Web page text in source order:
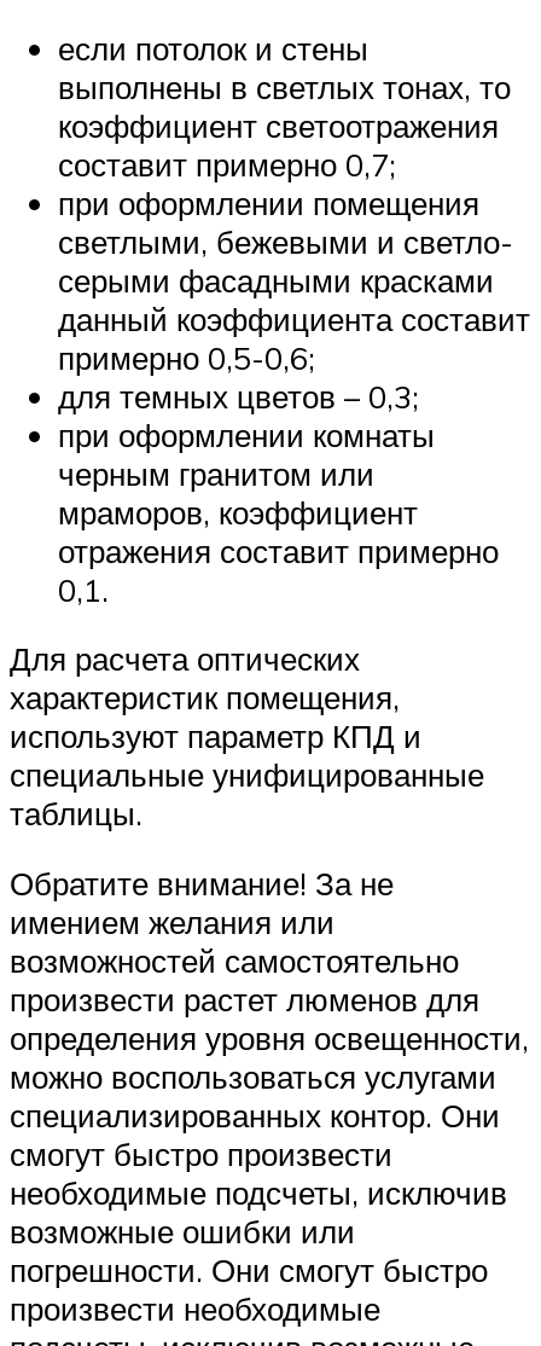
если потолок и стены
выполнены в светлых тонах, то
коэффициент светоотражения
составит примерно 0,7;
при оформлении помещения
светлыми, бежевыми и светло-
серыми фасадными красками
данный коэффициента составит
примерно 0,5-0,6;
для темных цветов – 0,3;
при оформлении комнаты
черным гранитом или
мраморов, коэффициент
отражения составит примерно
0,1.
Для расчета оптических
характеристик помещения,
используют параметр КПД и
специальные унифицированные
таблицы.
Обратите внимание! За не
имением желания или
возможностей самостоятельно
произвести растет люменов для
определения уровня освещенности,
можно воспользоваться услугами
специализированных контор. Они
смогут быстро произвести
необходимые подсчеты, исключив
возможные ошибки или
погрешности. Они смогут быстро
произвести необходимые